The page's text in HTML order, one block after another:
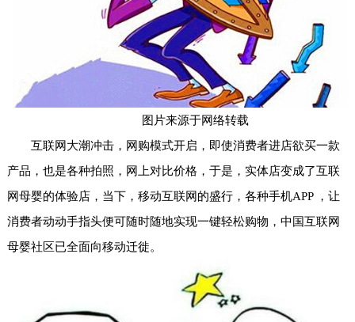
图片来源于网络转载
互联网大潮冲击，网购模式开启，即使消费者进店欲买一款
产品，也是各种拍照，网上对比价格，于是，实体店变成了互联
网母婴的体验店，当下，移动互联网的盛行，各种手机APP ，让
消费者动动手指头便可随时随地实现一键轻松购物，中国互联网
母婴社区已全面向移动迁徙。